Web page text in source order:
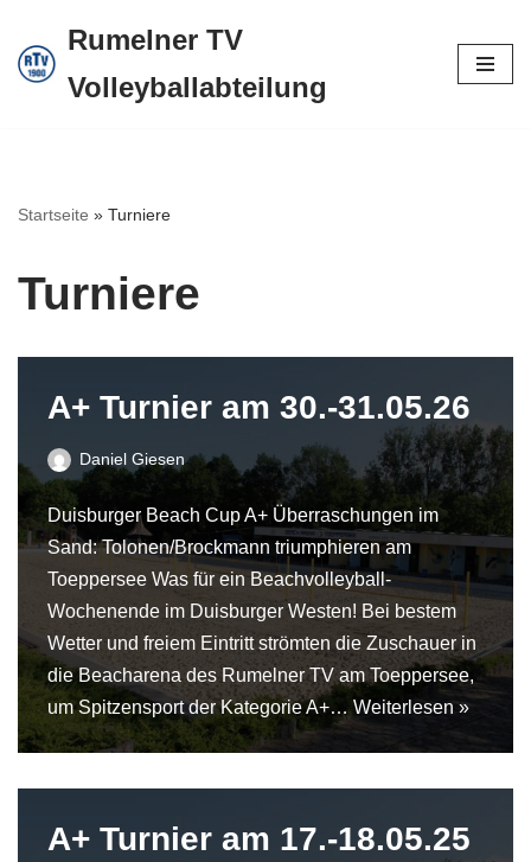
Zum
Rumelner TV
Volleyballabteilung
Startseite » Turniere
Turniere
A+ Turnier am 30.-31.05.26
Daniel Giesen
Duisburger Beach Cup A+ Überraschungen im
Sand: Tolonen/Brockmann triumphieren am
Toeppersee Was für ein Beachvolleyball-
Wochenende im Duisburger Westen! Bei bestem
Wetter und freiem Eintritt strömten die Zuschauer in
die Beacharena des Rumelner TV am Toeppersee,
um Spitzensport der Kategorie A+… Weiterlesen »
A+ Turnier am 17.-18.05.25